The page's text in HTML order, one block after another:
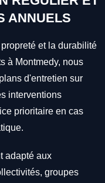
ANNUELS
et la durabilité
à Montmedy, nous
d'entretien sur
interventions
prioritaire en cas
adapté aux
groupes